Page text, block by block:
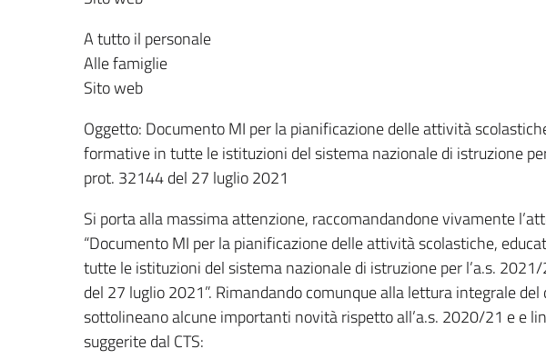
A tutto il personale
Alle famiglie
Sito web
Oggetto: Documento MI per la pianificazione delle attività
formative in tutte le istituzioni del sistema nazionale di istruzione
prot. 32144 del 27 luglio 2021
Si porta alla massima attenzione, raccomandandone vivamente
“Documento MI per la pianificazione delle attività scolastiche,
tutte le istituzioni del sistema nazionale di istruzione per l’a.s.
del 27 luglio 2021”. Rimandando comunque alla lettura integrale del
sottolineano alcune importanti novità rispetto all’a.s. 2020/21 e e
suggerite dal CTS: